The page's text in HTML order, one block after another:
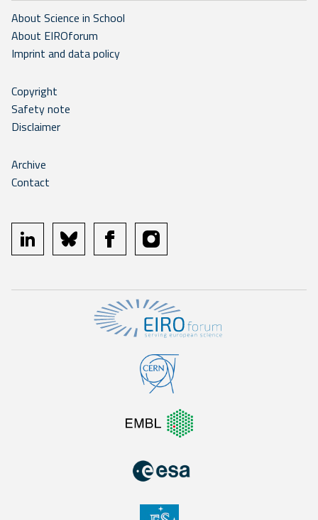
About Science in School
About EIROforum
Imprint and data policy
Copyright
Safety note
Disclaimer
Archive
Contact
linkedin bluesky facebookinstagram